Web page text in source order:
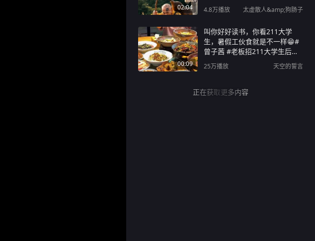
02:04 4.8万播放 太虚散人&amp;狗肠子
00:09
叫你好好读书，你看211大学
生，暑假工伙食就是不一样😁#
曾子茜 #老板招211大学生后退
掉孩子暑假班 #长沙 #暑假工 #
暑假工的正确打开方式
25万播放 天空的誓言
正在获取更多内容